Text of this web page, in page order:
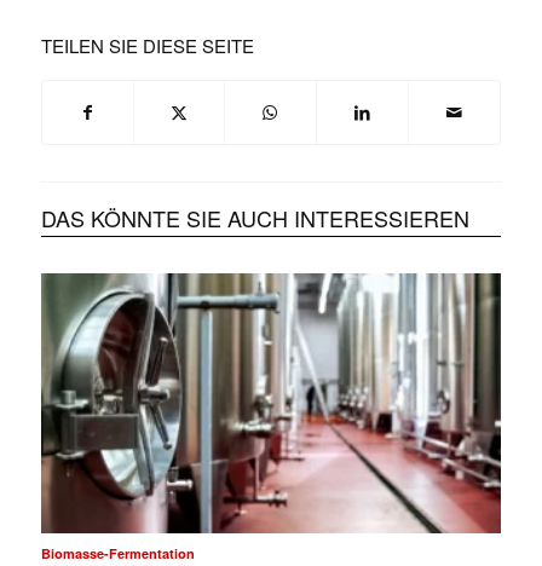
TEILEN SIE DIESE SEITE
DAS KÖNNTE SIE AUCH INTERESSIEREN
Biomasse-Fermentation